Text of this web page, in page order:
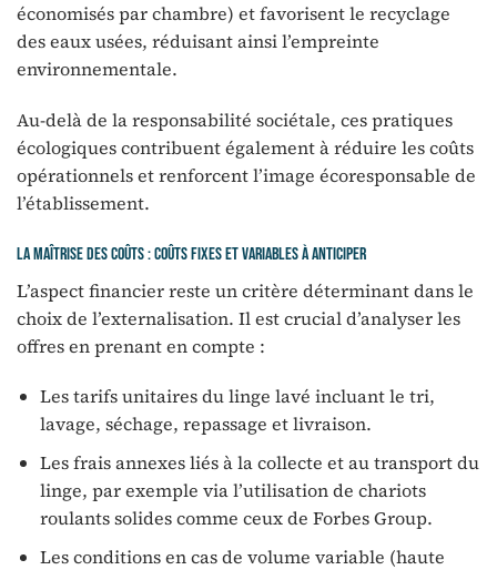
économisés par chambre) et favorisent le recyclage
des eaux usées, réduisant ainsi l’empreinte
environnementale.
Au-delà de la responsabilité sociétale, ces pratiques
écologiques contribuent également à réduire les coûts
opérationnels et renforcent l’image écoresponsable de
l’établissement.
La maîtrise des coûts : coûts fixes et variables à anticiper
L’aspect financier reste un critère déterminant dans le
choix de l’externalisation. Il est crucial d’analyser les
offres en prenant en compte :
Les tarifs unitaires du linge lavé incluant le tri,
lavage, séchage, repassage et livraison.
Les frais annexes liés à la collecte et au transport du
linge, par exemple via l’utilisation de chariots
roulants solides comme ceux de Forbes Group.
Les conditions en cas de volume variable (haute